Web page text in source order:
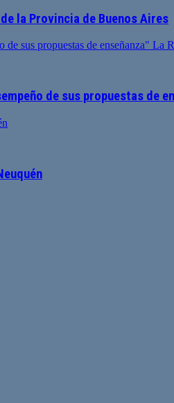
la Provincia de Buenos Aires
de sus propuestas de